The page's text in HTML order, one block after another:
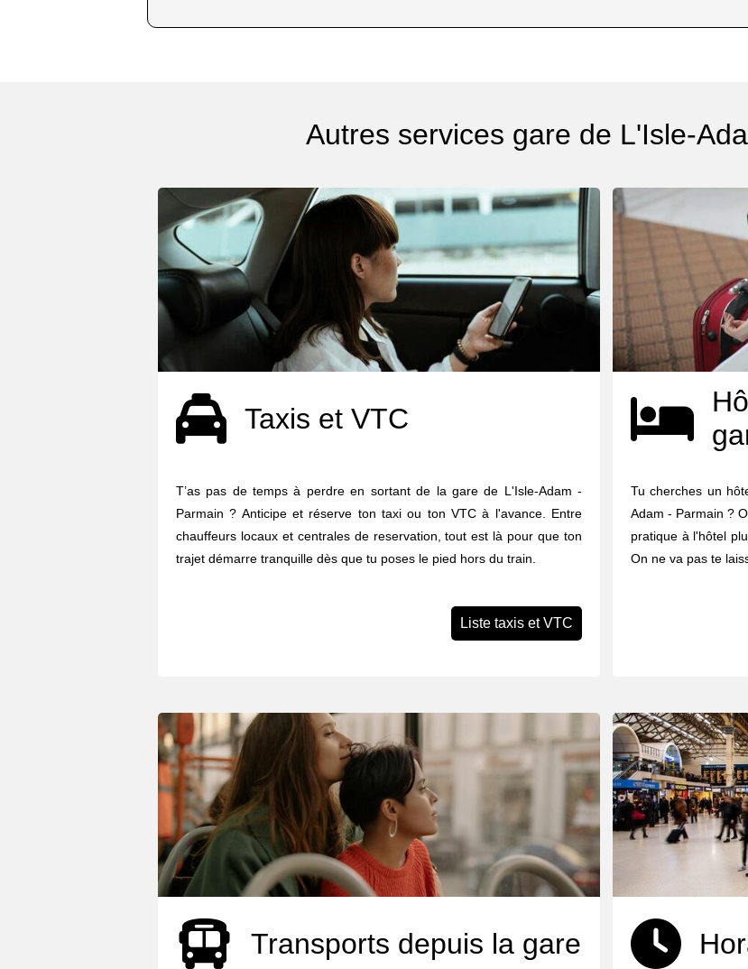
Autres services gare de L'Isle-
Taxis et VTC
T’as pas de temps à perdre en sortant de la gare de L'Isle-Adam -
Parmain ? Anticipe et réserve ton taxi ou ton VTC à l'avance. Entre
chauffeurs locaux et centrales de reservation, tout est là pour que ton
trajet démarre tranquille dès que tu poses le pied hors du train.
Liste taxis et VTC
Tu cherches un
Adam - Parmain ?
pratique à l'hôtel
On ne va pas te
Transports depuis la gare